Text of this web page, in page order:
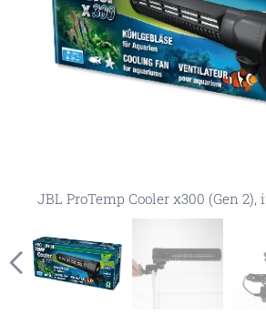
JBL ProTemp Cooler x300 (Gen
JBL ProTemp Cooler x300 (Gen 2),
JBL ProTemp Cooler x300
JBL ProTemp Cooler x300 (Gen 2),
JBL ProTemp Cooler x300
JBL ProTemp Cooler x300
JBL ProTemp Cooler x300 (Gen 2),